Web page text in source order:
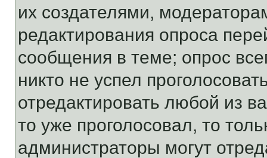
их создателями,
редактирования опроса
сообщения в теме; опрос
никто не успел
отредактировать любой из
то уже проголосовал, то
администраторы могут